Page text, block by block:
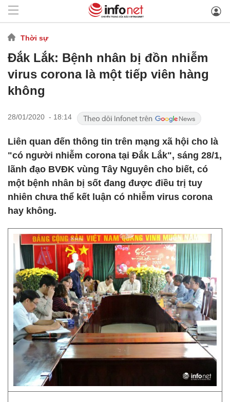
Thời sự
Đắk Lắk: Bệnh nhân bị đồn nhiễm
virus corona là một tiếp viên hàng
không
28/01/2020 - 18:14
Liên quan đến thông tin trên mạng xã hội cho là
"có người nhiễm corona tại Đắk Lắk", sáng 28/1,
lãnh đạo BVĐK vùng Tây Nguyên cho biết, có
một bệnh nhân bị sốt đang được điều trị tuy
nhiên chưa thể kết luận có nhiễm virus corona
hay không.